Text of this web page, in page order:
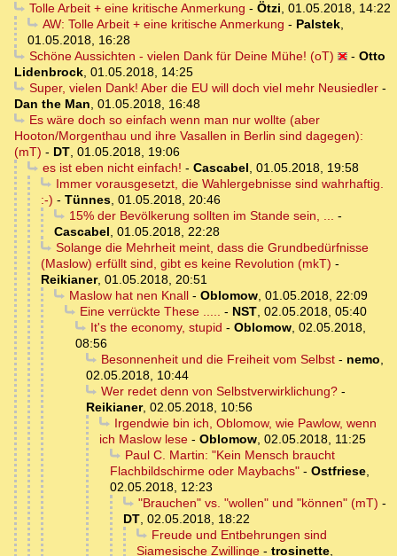
Tolle Arbeit + eine kritische Anmerkung - Ötzi, 01.05.2018, 14:22
AW: Tolle Arbeit + eine kritische Anmerkung - Palstek,
01.05.2018, 16:28
Schöne Aussichten - vielen Dank für Deine Mühe! (oT)
- Otto
Lidenbrock, 01.05.2018, 14:25
Super, vielen Dank! Aber die EU will doch viel mehr Neusiedler-
Dan the Man, 01.05.2018, 16:48
Es wäre doch so einfach wenn man nur wollte (aber
Hooton/Morgenthau und ihre Vasallen in Berlin sind dagegen):
(mT) - DT, 01.05.2018, 19:06
es ist eben nicht einfach! - Cascabel, 01.05.2018, 19:58
Immer vorausgesetzt, die Wahlergebnisse sind wahrhaftig.
:-) - Tünnes, 01.05.2018, 20:46
15% der Bevölkerung sollten im Stande sein, ... -
Cascabel, 01.05.2018, 22:28
Solange die Mehrheit meint, dass die Grundbedürfnisse
(Maslow) erfüllt sind, gibt es keine Revolution (mkT) -
Reikianer, 01.05.2018, 20:51
Maslow hat nen Knall- Oblomow, 01.05.2018, 22:09
Eine verrückte These ..... - NST, 02.05.2018, 05:40
It's the economy, stupid - Oblomow, 02.05.2018,
08:56
Besonnenheit und die Freiheit vom Selbst- nemo,
02.05.2018, 10:44
Wer redet denn von Selbstverwirklichung?-
Reikianer, 02.05.2018, 10:56
Irgendwie bin ich, Oblomow, wie Pawlow, wenn
ich Maslow lese - Oblomow, 02.05.2018, 11:25
Paul C. Martin: "Kein Mensch braucht
Flachbildschirme oder Maybachs" - Ostfriese,
02.05.2018, 12:23
"Brauchen" vs. "wollen" und "können" (mT) -
DT, 02.05.2018, 18:22
Freude und Entbehrungen sind
Siamesische Zwillinge - trosinette,